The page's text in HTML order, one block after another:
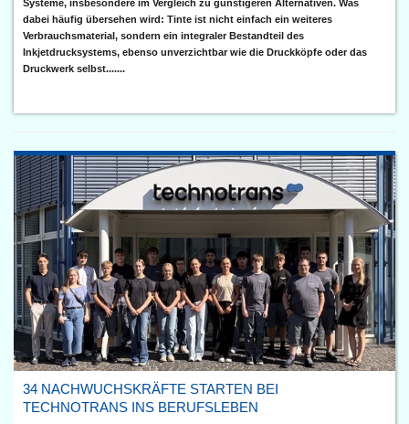
Systeme, insbesondere im Vergleich zu günstigeren Alternativen. Was
dabei häufig übersehen wird: Tinte ist nicht einfach ein weiteres
Verbrauchsmaterial, sondern ein integraler Bestandteil des
Inkjetdrucksystems, ebenso unverzichtbar wie die Druckköpfe oder das
Druckwerk selbst.......
34 NACHWUCHSKRÄFTE STARTEN BEI
TECHNOTRANS INS BERUFSLEBEN